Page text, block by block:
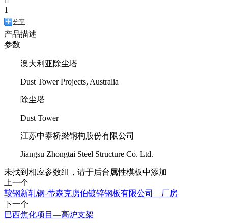
1
分享
产品描述
参数
澳大利亚除尘塔
Dust Tower Projects, Australia
除尘塔
Dust Tower
江苏中泰桥梁钢构股份有限公司
Jiangsu Zhongtai Steel Structure Co. Ltd.
未找到相应参数组，请于后台属性模板中添加
上一个
鞍钢新轧钢-蒂森克虏伯镀锌钢板有限公司—厂房
下一个
巴西焦化项目—高炉支架